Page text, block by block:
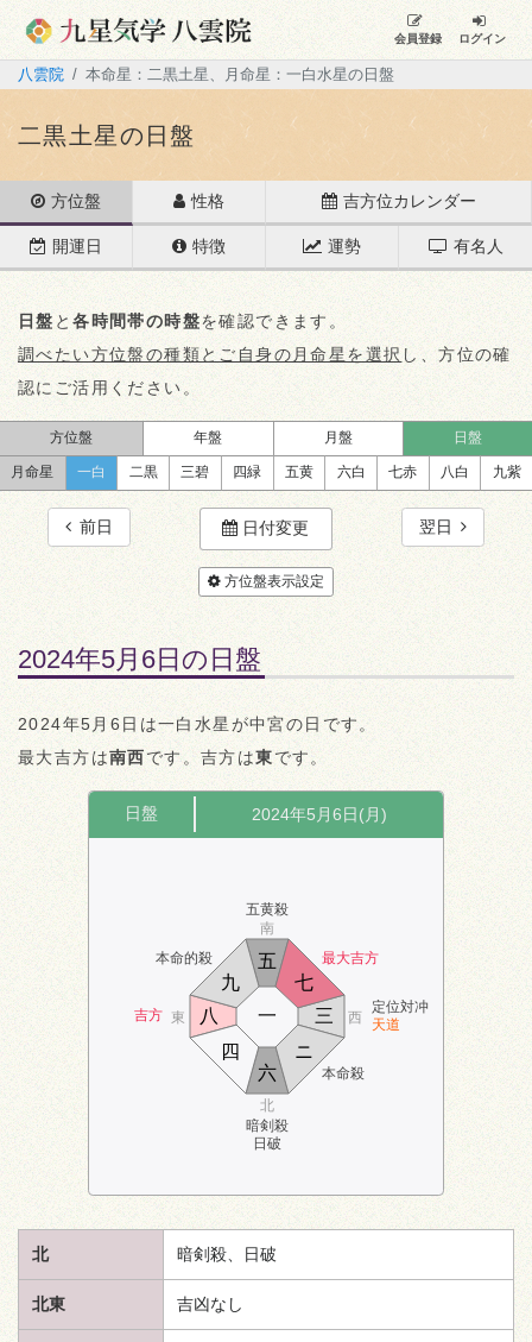
会員登録 ログイン
八雲院 本命星：二黒土星、月命星：一白水星の日盤
二黒土星の日盤
方位盤 性格 吉方位カレンダー
開運日 特徴 運勢 有名人
日盤 と各時間帯の時盤を確認できます。
調べたい方位盤の種類とご自身の月命星を選択 し、方位の確
認にご活用ください。
方位盤 年盤 月盤 日盤
月命星 一白 二黒 三碧 四緑 五黄 六白 七赤 八白 九紫
前日 日付変更 翌日
方位盤表示設定
2024年5月6日の日盤
2024年5月6日は一白水星が中宮の日です。
最大吉方は南西です。吉方は東です。
日盤 2024年5月6日(月)
本命的殺
五黄殺
最大吉方
吉方
定位対冲
天道
暗剣殺
日破
本命殺
南
北
東 西
六
七
八
九
一
ニ
三
四
五
北 暗剣殺、日破
北東 吉凶なし